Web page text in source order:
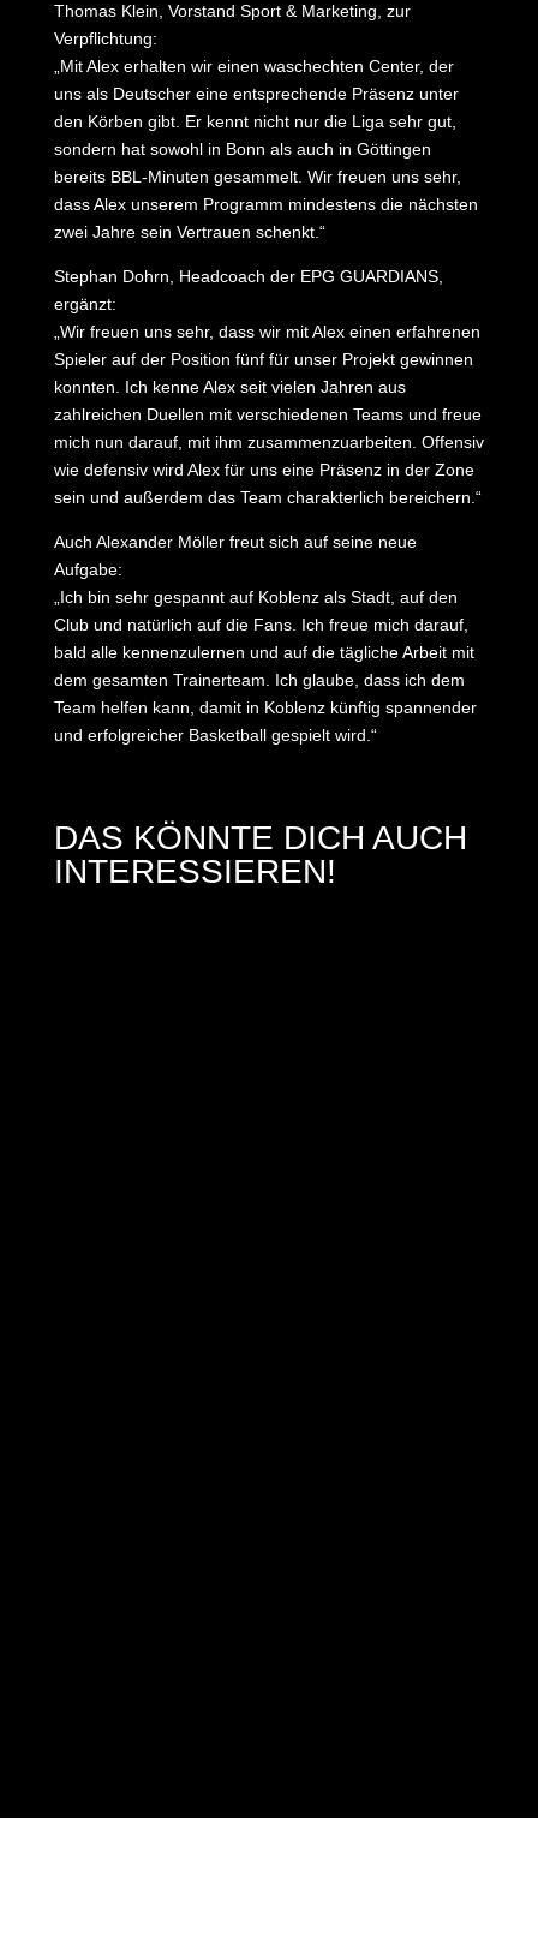
Thomas Klein, Vorstand Sport & Marketing, zur
Verpflichtung:
„Mit Alex erhalten wir einen waschechten Center, der
uns als Deutscher eine entsprechende Präsenz unter
den Körben gibt. Er kennt nicht nur die Liga sehr gut,
sondern hat sowohl in Bonn als auch in Göttingen
bereits BBL-Minuten gesammelt. Wir freuen uns sehr,
dass Alex unserem Programm mindestens die nächsten
zwei Jahre sein Vertrauen schenkt.“
Stephan Dohrn, Headcoach der EPG GUARDIANS,
ergänzt:
„Wir freuen uns sehr, dass wir mit Alex einen erfahrenen
Spieler auf der Position fünf für unser Projekt gewinnen
konnten. Ich kenne Alex seit vielen Jahren aus
zahlreichen Duellen mit verschiedenen Teams und freue
mich nun darauf, mit ihm zusammenzuarbeiten. Offensiv
wie defensiv wird Alex für uns eine Präsenz in der Zone
sein und außerdem das Team charakterlich bereichern.“
Auch Alexander Möller freut sich auf seine neue
Aufgabe:
„Ich bin sehr gespannt auf Koblenz als Stadt, auf den
Club und natürlich auf die Fans. Ich freue mich darauf,
bald alle kennenzulernen und auf die tägliche Arbeit mit
dem gesamten Trainerteam. Ich glaube, dass ich dem
Team helfen kann, damit in Koblenz künftig spannender
und erfolgreicher Basketball gespielt wird.“
DAS KÖNNTE DICH AUCH
INTERESSIEREN!